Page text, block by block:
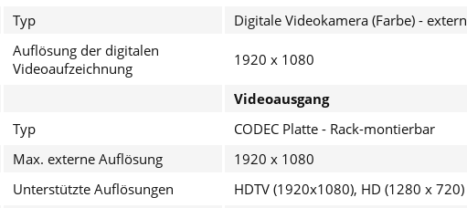
Typ
Digitale Videokamera (Farbe) - extern
Auflösung der digitalen
Videoaufzeichnung
1920 x 1080
Videoausgang
Typ
CODEC Platte - Rack-montierbar
Max. externe Auflösung
1920 x 1080
Unterstützte Auflösungen
HDTV (1920x1080), HD (1280 x 720)